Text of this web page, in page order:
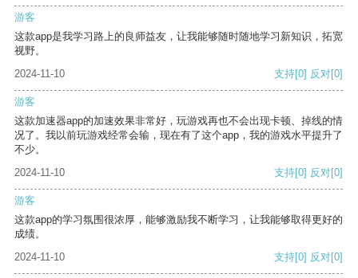
游客
这款app是我学习路上的良师益友，让我能够随时随地学习新知识，拓宽
视野。
2024-11-10
支持[0] 反对[0]
游客
这款加速器app的加速效果非常好，玩游戏再也不会出现卡顿、掉线的情
况了。我以前玩游戏经常会输，现在有了这个app，我的游戏水平提升了
不少。
2024-11-10
支持[0] 反对[0]
游客
这款app的学习氛围很浓厚，能够激励我不断学习，让我能够取得更好的
成绩。
2024-11-10
支持[0] 反对[0]